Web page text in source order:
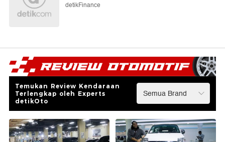
detikFinance
Temukan Review Kendaraan
Terlengkap oleh Experts
detikOto